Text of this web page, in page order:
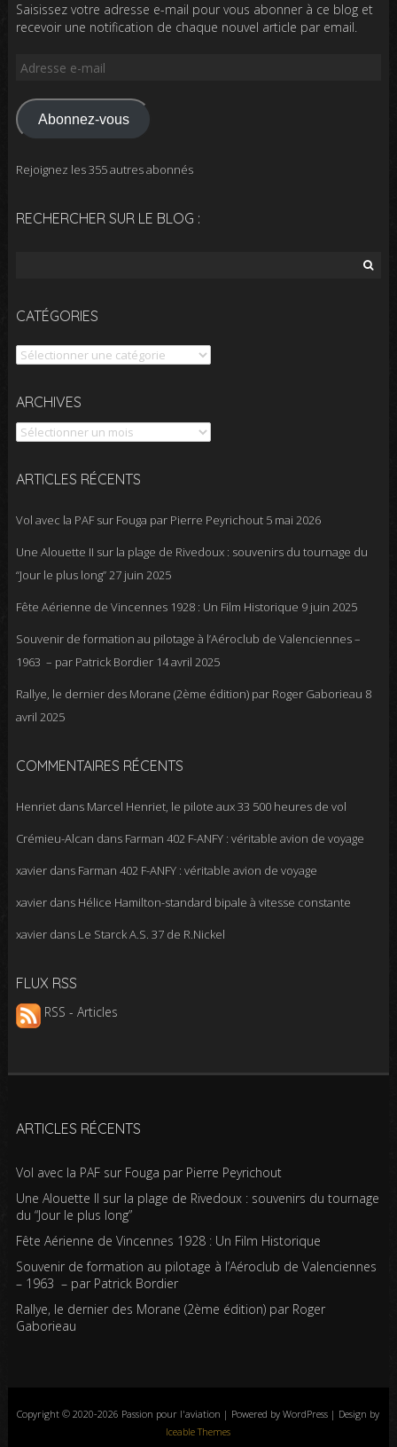
Saisissez votre adresse e-mail pour vous abonner à ce blog et
recevoir une notification de chaque nouvel article par email.
Adresse
mail
Abonnez-vous
Rejoignez les 355 autres abonnés
RECHERCHER SUR LE BLOG :
CATÉGORIES
Catégories
ARCHIVES
Archives
ARTICLES RÉCENTS
Vol avec la PAF sur Fouga par Pierre Peyrichout 5 mai 2026
Une Alouette II sur la plage de Rivedoux : souvenirs du tournage du
“Jour le plus long”27 juin 2025
Fête Aérienne de Vincennes 1928 : Un Film Historique 9 juin 2025
Souvenir de formation au pilotage à l’Aéroclub de Valenciennes –
1963 – par Patrick Bordier 14 avril 2025
Rallye, le dernier des Morane (2ème édition) par Roger Gaborieau 8
avril 2025
COMMENTAIRES RÉCENTS
Henrietdans Marcel Henriet, le pilote aux 33 500 heures de vol
Crémieu-Alcan dans Farman 402 F-ANFY : véritable avion de voyage
xavierdans Farman 402 F-ANFY : véritable avion de voyage
xavierdans Hélice Hamilton-standard bipale à vitesse constante
xavierdans Le Starck A.S. 37 de R.Nickel
FLUX RSS
RSS - Articles
ARTICLES RÉCENTS
Vol avec la PAF sur Fouga par Pierre Peyrichout
Une Alouette II sur la plage de Rivedoux : souvenirs du tournage
du “Jour le plus long”
Fête Aérienne de Vincennes 1928 : Un Film Historique
Souvenir de formation au pilotage à l’Aéroclub de Valenciennes
– 1963 – par Patrick Bordier
Rallye, le dernier des Morane (2ème édition) par Roger
Gaborieau
Copyright © 2020-2026 Passion pour l'aviation | Powered by WordPress | Design by
Iceable Themes